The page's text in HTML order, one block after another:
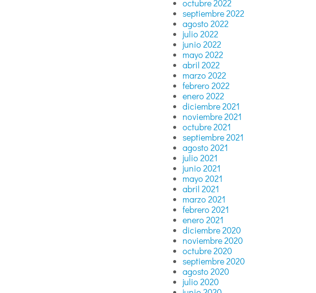
octubre 2022
septiembre 2022
agosto 2022
julio 2022
junio 2022
mayo 2022
abril 2022
marzo 2022
febrero 2022
enero 2022
diciembre 2021
noviembre 2021
octubre 2021
septiembre 2021
agosto 2021
julio 2021
junio 2021
mayo 2021
abril 2021
marzo 2021
febrero 2021
enero 2021
diciembre 2020
noviembre 2020
octubre 2020
septiembre 2020
agosto 2020
julio 2020